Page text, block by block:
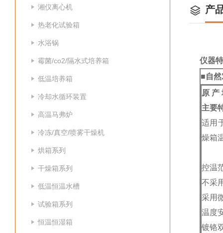
湘仪离心机
热老化试验箱
水浴锅
霉菌/co2/隔水式培养箱
低温培养箱
冷却水循环装置
高温马弗炉
冷冻/真空/喷雾干燥机
烘箱系列
干燥箱系列
低温恒温水槽
试验箱系列
恒温恒湿箱
产
仪器
■自
原 产
主要
适用
燥箱
控温
不采
采用
温度
镀铬